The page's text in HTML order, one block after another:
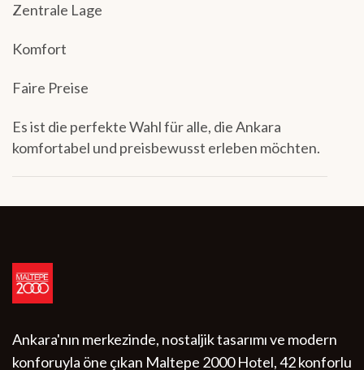
Zentrale Lage
Komfort
Faire Preise
Es ist die perfekte Wahl für alle, die Ankara
komfortabel und preisbewusst erleben möchten.
Ankara'nın merkezinde, nostaljik tasarımı ve modern
konforuyla öne çıkan Maltepe 2000 Hotel, 42 konforlu